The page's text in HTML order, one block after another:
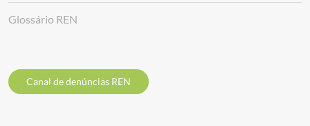
Glossário REN
Canal de denúncias REN